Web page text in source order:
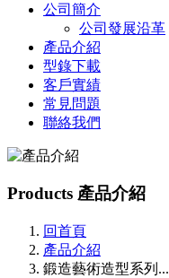
公司簡介
公司發展沿革
產品介紹
型錄下載
客戶實績
常見問題
聯絡我們
Products 產品介紹
回首頁
產品介紹
鍛造藝術造型系列...